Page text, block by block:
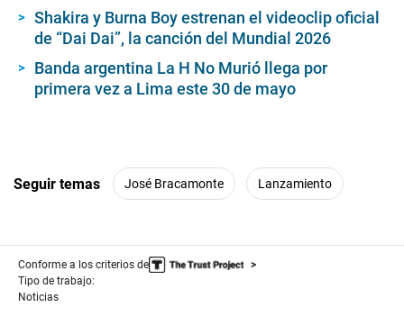
Shakira y Burna Boy estrenan el videoclip oficial
de “Dai Dai”, la canción del Mundial 2026
Banda argentina La H No Murió llega por
primera vez a Lima este 30 de mayo
Seguir temas José Bracamonte Lanzamiento
Conforme a los criterios de
Tipo de trabajo:
Noticias